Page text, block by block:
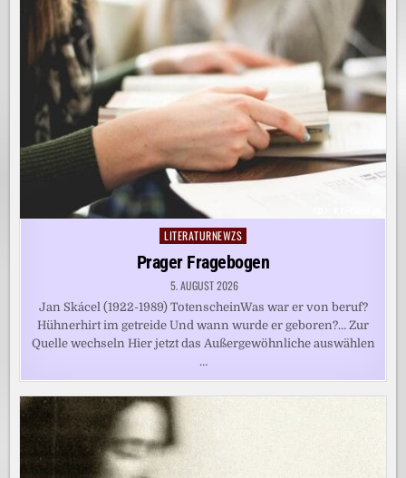
Posted
LITERATURNEWZS
Prager Fragebogen
5. AUGUST 2026
Jan Skácel (1922-1989) TotenscheinWas war er von beruf?
Hühnerhirt im getreide Und wann wurde er geboren?… Zur
Quelle wechseln Hier jetzt das Außergewöhnliche auswählen
…